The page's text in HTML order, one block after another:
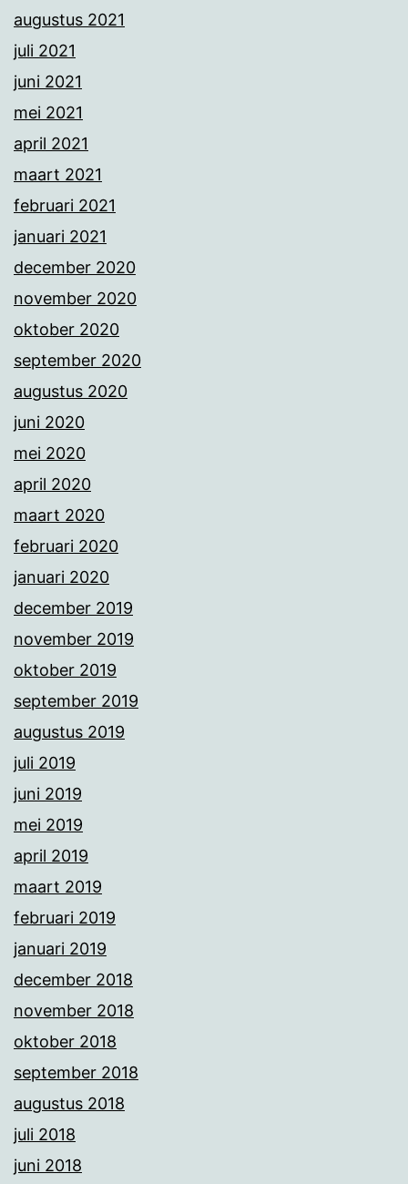
augustus 2021
juli 2021
juni 2021
mei 2021
april 2021
maart 2021
februari 2021
januari 2021
december 2020
november 2020
oktober 2020
september 2020
augustus 2020
juni 2020
mei 2020
april 2020
maart 2020
februari 2020
januari 2020
december 2019
november 2019
oktober 2019
september 2019
augustus 2019
juli 2019
juni 2019
mei 2019
april 2019
maart 2019
februari 2019
januari 2019
december 2018
november 2018
oktober 2018
september 2018
augustus 2018
juli 2018
juni 2018